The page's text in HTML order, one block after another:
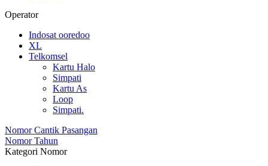
Operator
Indosat ooredoo
XL
Telkomsel
Kartu Halo
Simpati
Kartu As
Loop
Simpati.
Nomor Cantik Pasangan
Nomor Tahun
Kategori Nomor